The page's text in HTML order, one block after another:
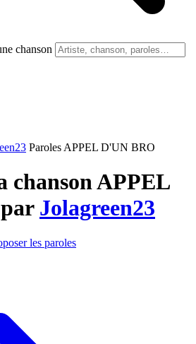
chanson
Paroles APPEL D'UN BRO
chanson APPEL
Jolagreen23
les paroles